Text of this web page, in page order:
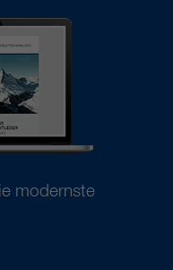
modernste